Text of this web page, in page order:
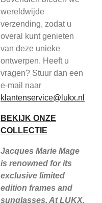
wereldwijde
verzending, zodat u
overal kunt genieten
van deze unieke
ontwerpen. Heeft u
vragen? Stuur dan een
e-mail naar
klantenservice@lukx.nl
BEKIJK ONZE
COLLECTIE
Jacques Marie Mage
is renowned for its
exclusive limited
edition frames and
sunglasses. At LUKX,